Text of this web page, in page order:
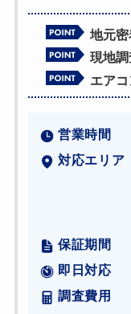
地元
現地
エア
営業時間
対応エリア
保証期間
即日対応
調査費用